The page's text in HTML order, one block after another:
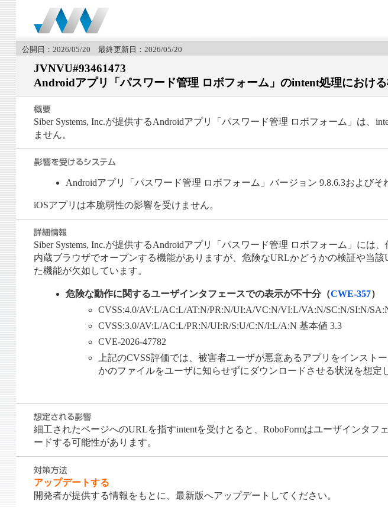
公開日：2026/05/20 最終更新日：2026/05/20
JVNVU#93461473
Androidアプリ「パスワード管理 ロボフォーム」のintent処理におけ
Siber Systems, Inc.が提供するAndroidアプリ「パスワード管理 ロボフォーム」は
ません。
Androidアプリ「パスワード管理 ロボフォーム」バージョン 9.8.6.3およびそ
iOSアプリは本脆弱性の影響を受けません。
Siber Systems, Inc.が提供するAndroidアプリ「パスワード管理 ロボフォーム」には
内蔵ブラウザでオープンする機能がありますが、危険なURLかどうかの検証や当
た機能が欠如しています。
危険な動作に関するユーザインタフェースでの表示が不十分（CWE-357）
CVSS:4.0/AV:L/AC:L/AT:N/PR:N/UI:A/VC:N/VI:L/VA:N/SC:N/SI:N/
CVSS:3.0/AV:L/AC:L/PR:N/UI:R/S:U/C:N/I:L/A:N 基本値 3.3
CVE-2026-47782
上記のCVSS評価では、被害者ユーザが悪意あるアプリをインスト
かのファイルをユーザに知らせずにダウンロードさせる状況を想定
細工されたページへのURLを指すintentを受けとると、RoboFormはユーザインタ
ードする可能性があります。
アップデートする
開発者が提供する情報をもとに、最新版へアップデートしてください。